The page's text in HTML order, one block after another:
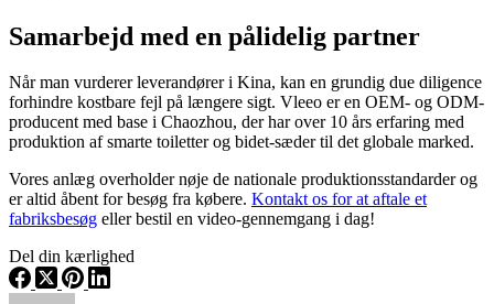
Samarbejd med en pålidelig partner
Når man vurderer leverandører i Kina, kan en grundig due diligence
forhindre kostbare fejl på længere sigt. Vleeo er en OEM- og ODM-
producent med base i Chaozhou, der har over 10 års erfaring med
produktion af smarte toiletter og bidet-sæder til det globale marked.
Vores anlæg overholder nøje de nationale produktionsstandarder og
er altid åbent for besøg fra købere. Kontakt os for at aftale et
fabriksbesøg eller bestil en video-gennemgang i dag!
Del din kærlighed